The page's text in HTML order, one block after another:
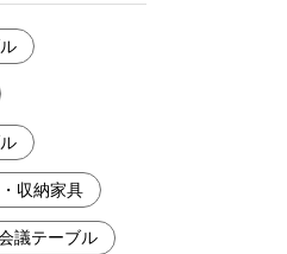
収納家具
議テーブル